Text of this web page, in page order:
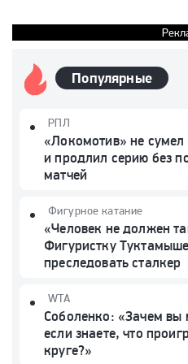
Популярные
РПЛ
«Локомотив» не
и продлил серию без
матчей
Фигурное катание
«Человек не должен
Фигуристку
преследовать сталкер
WTA
Соболенко: «Зачем вы
если знаете, что
круге?»